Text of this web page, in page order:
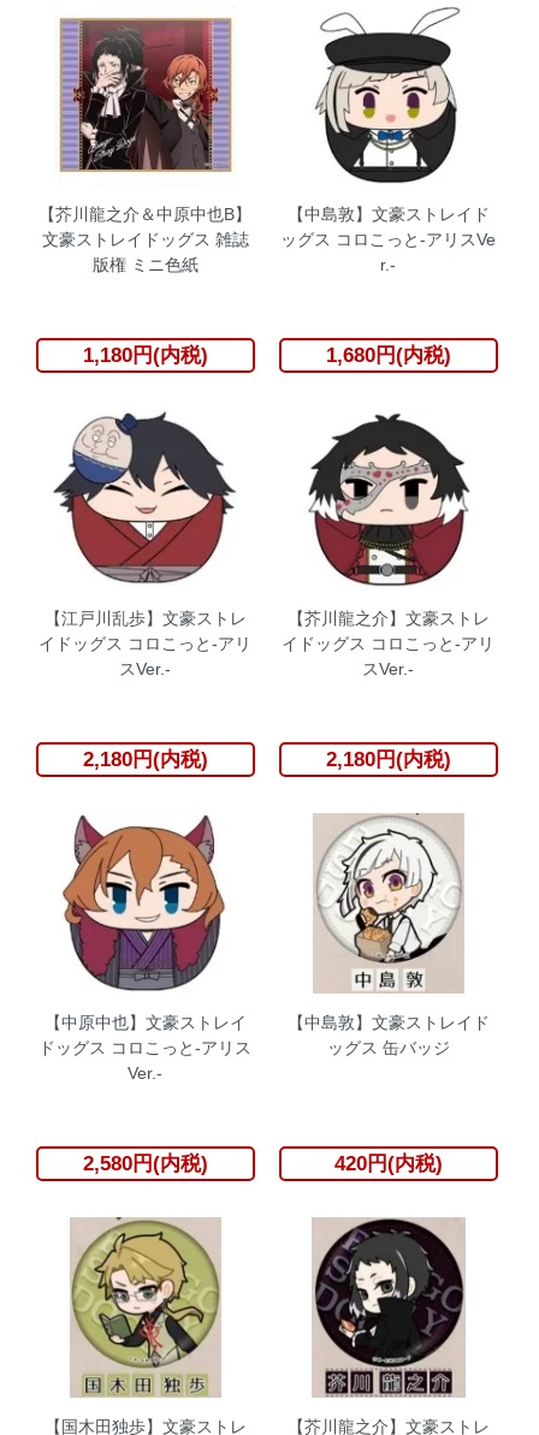
【芥川龍之介＆中原中也B】
文豪ストレイドッグス 雑誌
版権 ミニ色紙
1,180円(内税)
【中島敦】文豪ストレイド
ッグス コロこっと-アリスVe
r.-
1,680円(内税)
【江戸川乱歩】文豪ストレ
イドッグス コロこっと-アリ
スVer.-
2,180円(内税)
【芥川龍之介】文豪ストレ
イドッグス コロこっと-アリ
スVer.-
2,180円(内税)
【中原中也】文豪ストレイ
ドッグス コロこっと-アリス
Ver.-
2,580円(内税)
【中島敦】文豪ストレイド
ッグス 缶バッジ
420円(内税)
【国木田独歩】文豪ストレ 【芥川龍之介】文豪ストレ